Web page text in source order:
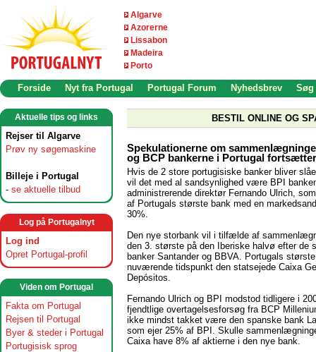
Algarve
Azorerne
Lissabon
Madeira
Porto
Forside Nyt fra Portugal Portugal Forum Nyhedsbrev Søg
Aktuelle tips og links
Rejser til Algarve
Prøv ny søgemaskine
Billeje i Portugal
- se aktuelle tilbud
Log på Portugalnyt
Log ind
Opret Portugal-profil
Viden om Portugal
Fakta om Portugal
Rejsen til Portugal
Byer & steder i Portugal
Portugisisk sprog
BESTIL ONLINE OG
Spekulationerne om
og BCP bankerne i Portugal fortsætter
Hvis de 2 store portugisiske banker bliver
vil det med al sandsynlighed være BPI
administrerende direktør Fernando Ulrich,
af Portugals største bank med en
30%.
Den nye storbank vil i tilfælde af
den 3. største på den Iberiske halvø efter de
banker Santander og BBVA. Portugals
nuværende tidspunkt den statsejede Caixa
Depósitos.
Fernando Ulrich og BPI modstod tidligere i
fjendtlige overtagelsesforsøg fra BCP
ikke mindst takket være den spanske bank
som ejer 25% af BPI. Skulle
Caixa have 8% af aktierne i den nye bank.